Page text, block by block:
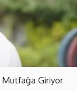
Mutfağa Giriyor